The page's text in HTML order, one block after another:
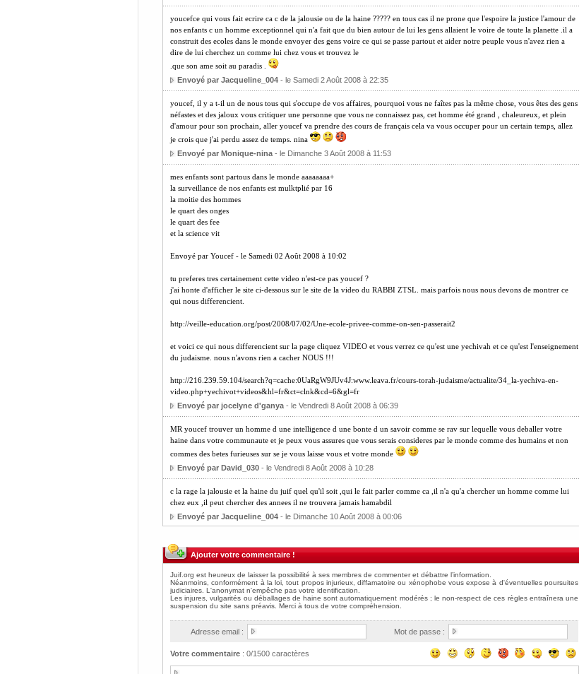
youcefce qui vous fait ecrire ca c de la jalousie ou de la haine ????? en tous cas il ne prone que l'espoire la justice l'amour de
nos enfants c un homme exceptionnel qui n'a fait que du bien autour de lui les gens allaient le voire de toute la planette .il a
construit des ecoles dans le monde envoyer des gens voire ce qui se passe partout et aider notre peuple vous n'avez rien a
dire de lui cherchez un comme lui chez vous et trouvez le
.que son ame soit au paradis .
Envoyé par Jacqueline_004- le Samedi 2 Août 2008 à 22:35
youcef, il y a t-il un de nous tous qui s'occupe de vos affaires, pourquoi vous ne faîtes pas la même chose, vous êtes des gens
néfastes et des jaloux vous critiquer une personne que vous ne connaissez pas, cet homme été grand , chaleureux, et plein
d'amour pour son prochain, aller youcef va prendre des cours de français cela va vous occuper pour un certain temps, allez
je crois que j'ai perdu assez de temps. nina
Envoyé par Monique-nina- le Dimanche 3 Août 2008 à 11:53
mes enfants sont partous dans le monde aaaaaaaa+
la surveillance de nos enfants est mulktplié par 16
la moitie des hommes
le quart des onges
le quart des fee
et la science vit
Envoyé par Youcef - le Samedi 02 Août 2008 à 10:02
tu preferes tres certainement cette video n'est-ce pas youcef ?
j'ai honte d'afficher le site ci-dessous sur le site de la video du RABBI ZTSL. mais parfois nous nous devons de montrer ce
qui nous differencient.
http://veille-education.org/post/2008/07/02/Une-ecole-privee-comme-on-sen-passerait2
et voici ce qui nous differencient sur la page cliquez VIDEO et vous verrez ce qu'est une yechivah et ce qu'est l'enseignement
du judaisme. nous n'avons rien a cacher NOUS !!!
http://216.239.59.104/search?q=cache:0UaRgW9JUv4J:www.leava.fr/cours-torah-judaisme/actualite/34_la-yechiva-en-
video.php+yechivot+videos&hl=fr&ct=clnk&cd=6&gl=fr
Envoyé par jocelyne d'ganya- le Vendredi 8 Août 2008 à 06:39
MR youcef trouver un homme d une intelligence d une bonte d un savoir comme se rav sur lequelle vous deballer votre
haine dans votre communaute et je peux vous assures que vous serais consideres par le monde comme des humains et non
commes des betes furieuses sur se je vous laisse vous et votre monde
Envoyé par David_030- le Vendredi 8 Août 2008 à 10:28
c la rage la jalousie et la haine du juif quel qu'il soit ,qui le fait parler comme ca ,il n'a qu'a chercher un homme comme lui
chez eux ,il peut chercher des annees il ne trouvera jamais hamabdil
Envoyé par Jacqueline_004- le Dimanche 10 Août 2008 à 00:06
Ajouter votre commentaire !
Adresse email : Mot de passe :
Votre commentaire: 0/1500 caractères